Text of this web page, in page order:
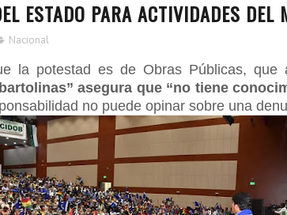
ESTADO PARA ACTIVIDADES DEL
Nacional
la potestad es de Obras Públicas,
asegura que “no tiene
no puede opinar sobre una